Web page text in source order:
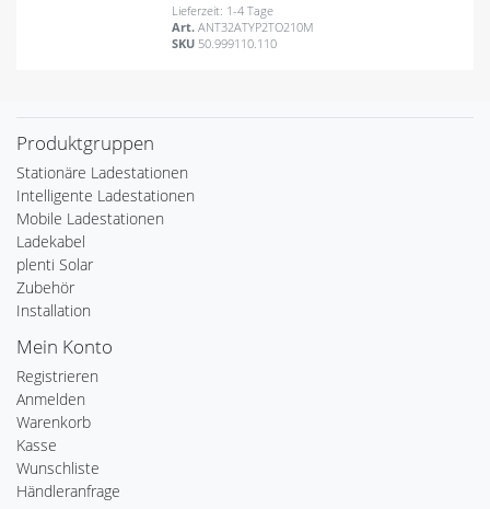
Lieferzeit: 1-4 Tage
Art.ANT32ATYP2TO210M
SKU 50.999110.110
Produktgruppen
Stationäre Ladestationen
Intelligente Ladestationen
Mobile Ladestationen
Ladekabel
plenti Solar
Zubehör
Installation
Mein Konto
Registrieren
Anmelden
Warenkorb
Kasse
Wunschliste
Händleranfrage